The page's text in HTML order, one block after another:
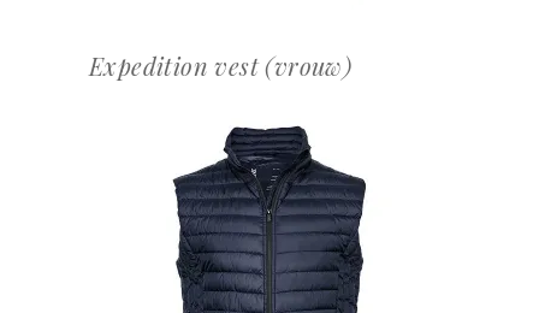
Expedition vest (vrouw)
OFFERTEAANVRAAG